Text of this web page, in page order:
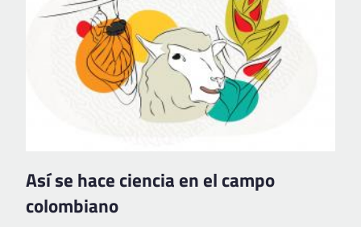
Así se hace ciencia en el campo
colombiano